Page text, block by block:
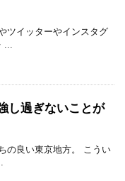
ツイッターやインスタグ
...
し過ぎないことが
の良い東京地方。 こうい